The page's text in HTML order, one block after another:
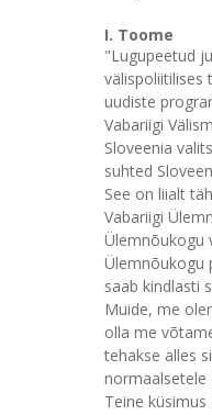
I. Toome
"Lugupeetud
välispoliitilises
uudiste
Vabariigi
Sloveenia
suhted
See on liialt
Vabariigi
Ülemnõukogu
Ülemnõukogu
saab kindlasti
Muide, me
olla me
tehakse alles
normaalsetele
Teine